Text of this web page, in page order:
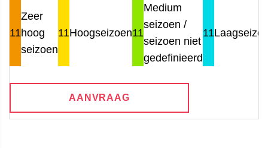
11
Zeer
hoog
seizoen
11Hoogseizoen11
Medium
seizoen /
seizoen niet
gedefinieerd
11
AANVRAAG